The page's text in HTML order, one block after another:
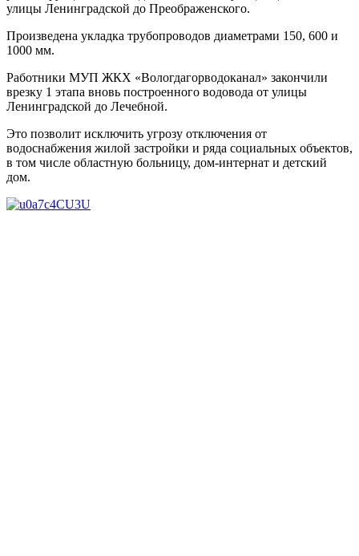
улицы Ленинградской до Преображенского.
Произведена укладка трубопроводов диаметрами 150, 600 и
1000 мм.
Работники МУП ЖКХ «Вологдагорводоканал» закончили
врезку 1 этапа вновь построенного водовода от улицы
Ленинградской до Лечебной.
Это позволит исключить угрозу отключения от
водоснабжения жилой застройки и ряда социальных объектов,
в том числе областную больницу, дом-интернат и детский
дом.